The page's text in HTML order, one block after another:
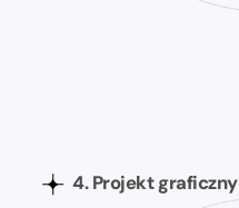
4. Projekt graficzny